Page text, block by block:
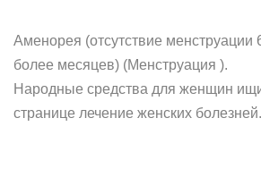
Аменорея (отсутствие менструации
более месяцев) (Менструация ).
Народные средства для женщин
странице лечение женских болезней.